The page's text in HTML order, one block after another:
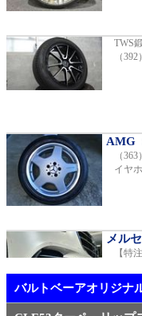
2018
ベンツ中古車在庫車情報
【中
本売
メル
TWS
専用
TWS
（392）
AMG
（
イヤ
メル
【特
バルトベーアオリジナ